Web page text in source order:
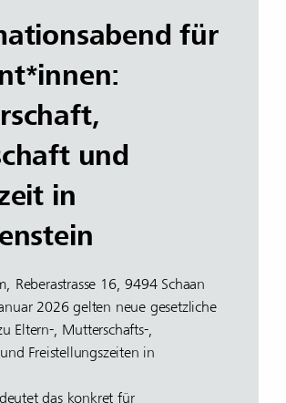
für
und
in
Reberastrasse 16, 9494 Schaan
2026 gelten neue gesetzliche
Eltern-, Mutterschafts-,
Freistellungszeiten in
das konkret für